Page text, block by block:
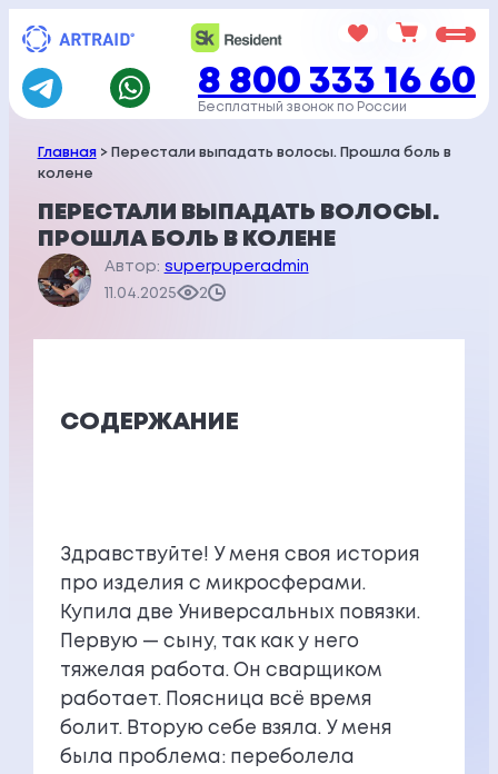
Перейти
содержимому
8 800 333 16 60
Бесплатный звонок по России
Главная> Перестали выпадать волосы. Прошла боль в
колене
ПЕРЕСТАЛИ ВЫПАДАТЬ ВОЛОСЫ.
ПРОШЛА БОЛЬ В КОЛЕНЕ
Автор: superpuperadmin
11.04.2025 2
СОДЕРЖАНИЕ
Здравствуйте! У меня своя история
про изделия с микросферами.
Купила две Универсальных повязки.
Первую — сыну, так как у него
тяжелая работа. Он сварщиком
работает. Поясница всё время
болит. Вторую себе взяла. У меня
была проблема: переболела